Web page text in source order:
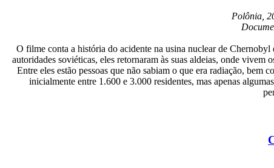
Polônia,
O filme conta a história do acidente na usina nuclear de
autoridades soviéticas, eles retornaram às suas aldeias, onde
Entre eles estão pessoas que não sabiam o que era radiação,
inicialmente entre 1.600 e 3.000 residentes, mas apenas